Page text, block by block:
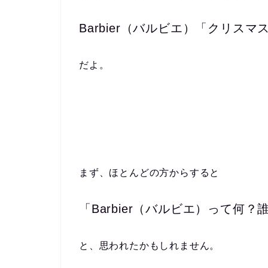
Barbier（バルビエ）「クリスマス
だよ。
まず、ほとんどの方からすると
「Barbier（バルビエ）って何？誰
と、思われたかもしれません。